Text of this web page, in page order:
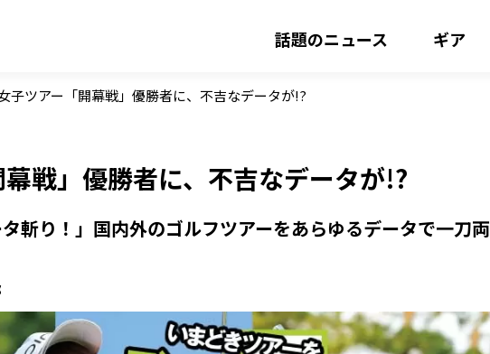
話題のニュース ギア
子ツアー「開幕戦」優勝者に、不吉なデータが!?
戦」優勝者に、不吉なデータが!?
タ斬り！」国内外のゴルフツアーをあらゆるデータで一刀両